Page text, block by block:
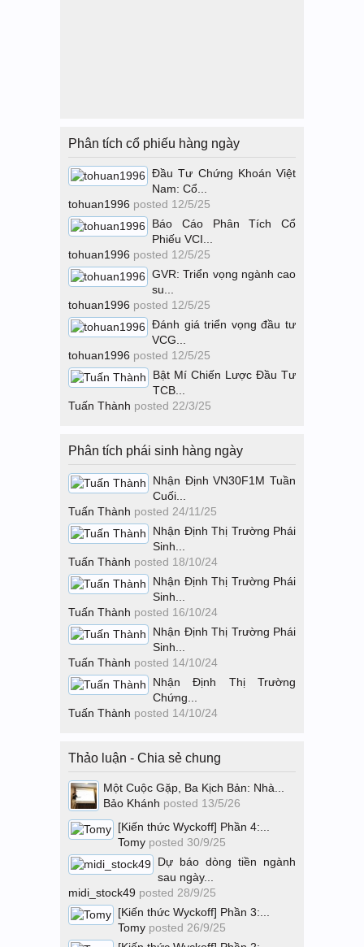
Phân tích cổ phiếu hàng ngày
Đầu Tư Chứng Khoán Việt
Nam: Cổ...
tohuan1996 posted 12/5/25
Báo Cáo Phân Tích Cổ
Phiếu VCI...
tohuan1996 posted 12/5/25
GVR: Triển vọng ngành cao
su...
tohuan1996 posted 12/5/25
Đánh giá triển vọng đầu tư
VCG...
tohuan1996 posted 12/5/25
Bật Mí Chiến Lược Đầu Tư
TCB...
Tuấn Thành posted 22/3/25
Phân tích phái sinh hàng ngày
Nhận Định VN30F1M Tuần
Cuối...
Tuấn Thành posted 24/11/25
Nhận Định Thị Trường Phái
Sinh...
Tuấn Thành posted 18/10/24
Nhận Định Thị Trường Phái
Sinh...
Tuấn Thành posted 16/10/24
Nhận Định Thị Trường Phái
Sinh...
Tuấn Thành posted 14/10/24
Nhận Định Thị Trường
Chứng...
Tuấn Thành posted 14/10/24
Thảo luận - Chia sẻ chung
Một Cuộc Gặp, Ba Kịch Bản: Nhà...
Bảo Khánh posted 13/5/26
[Kiến thức Wyckoff] Phần 4:...
Tomy posted 30/9/25
Dự báo dòng tiền ngành
sau ngày...
midi_stock49 posted 28/9/25
[Kiến thức Wyckoff] Phần 3:...
Tomy posted 26/9/25